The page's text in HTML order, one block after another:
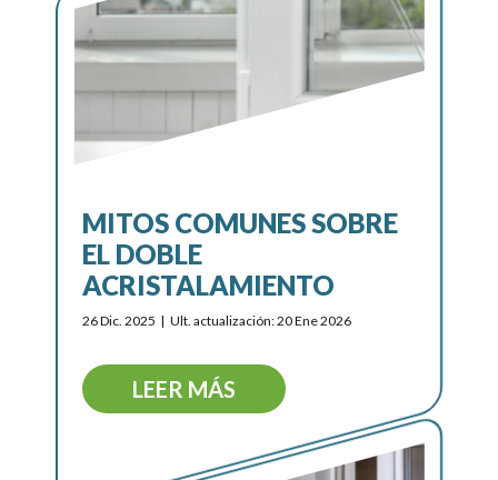
MITOS COMUNES SOBRE
EL DOBLE
ACRISTALAMIENTO
26 Dic. 2025 Ult. actualización: 20 Ene 2026
LEER MÁS